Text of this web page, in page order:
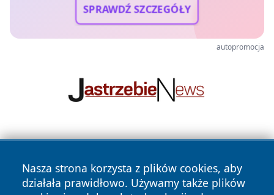
SPRAWDŹ SZCZEGÓŁY
autopromocja
Nasza strona korzysta z plików cookies, aby
działała prawidłowo. Używamy także plików